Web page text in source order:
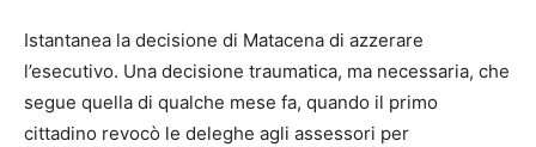
Istantanea la decisione di Matacena di azzerare
l’esecutivo. Una decisione traumatica, ma necessaria, che
segue quella di qualche mese fa, quando il primo
cittadino revocò le deleghe agli assessori per